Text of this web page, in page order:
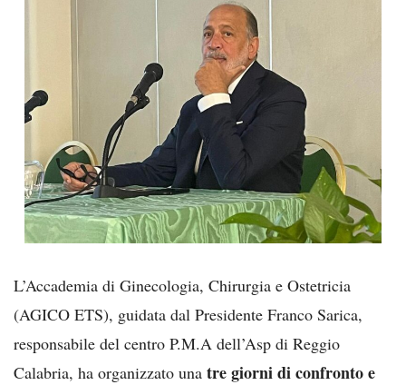
L’Accademia di Ginecologia, Chirurgia e Ostetricia
(AGICO ETS), guidata dal Presidente Franco Sarica,
responsabile del centro P.M.A dell’Asp di Reggio
Calabria, ha organizzato una tre giorni di confronto e